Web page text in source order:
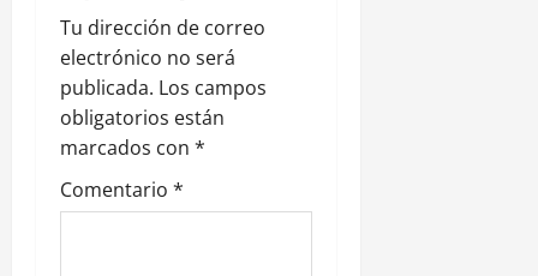
n
d
e
e
Tu dirección de correo
electrónico no será
publicada. Los campos
obligatorios están
marcados con *
Comentario *